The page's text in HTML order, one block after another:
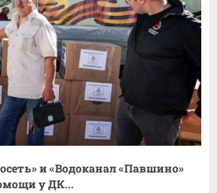
и «Водоканал «Павшино»
у ДК...